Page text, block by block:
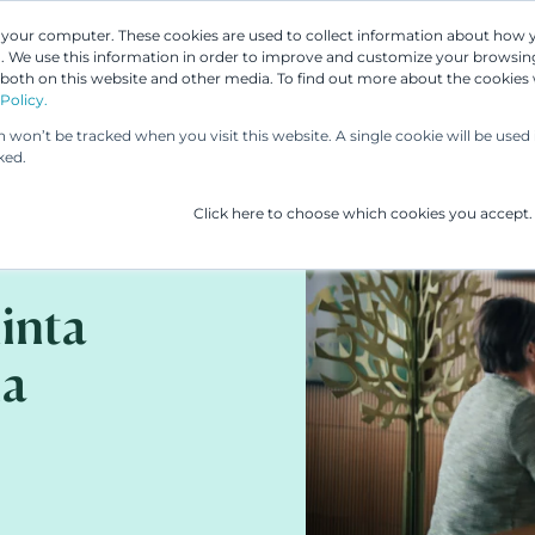
computer. These cookies are used to collect information about
We use this information in order to improve and customize your
on this website and other media. To find out more about the cookies
be tracked when you visit this website. A single cookie will be
Click here to choose which cookies you accept.
Asiantuntijamme Palvelumme UP &